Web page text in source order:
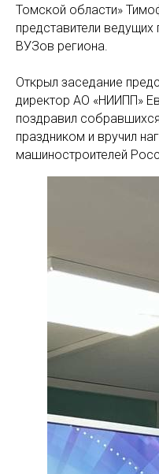
Томской области»
представители
ВУЗов региона.
Открыл заседание
директор АО «НИИПП»
поздравил
праздником и вручил
машиностроителей